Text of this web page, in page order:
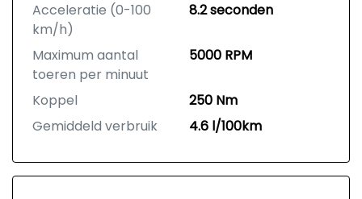
Acceleratie (0-100
km/h)
8.2 seconden
Maximum aantal
toeren per minuut
5000 RPM
Koppel
250 Nm
Gemiddeld verbruik
4.6 l/100km